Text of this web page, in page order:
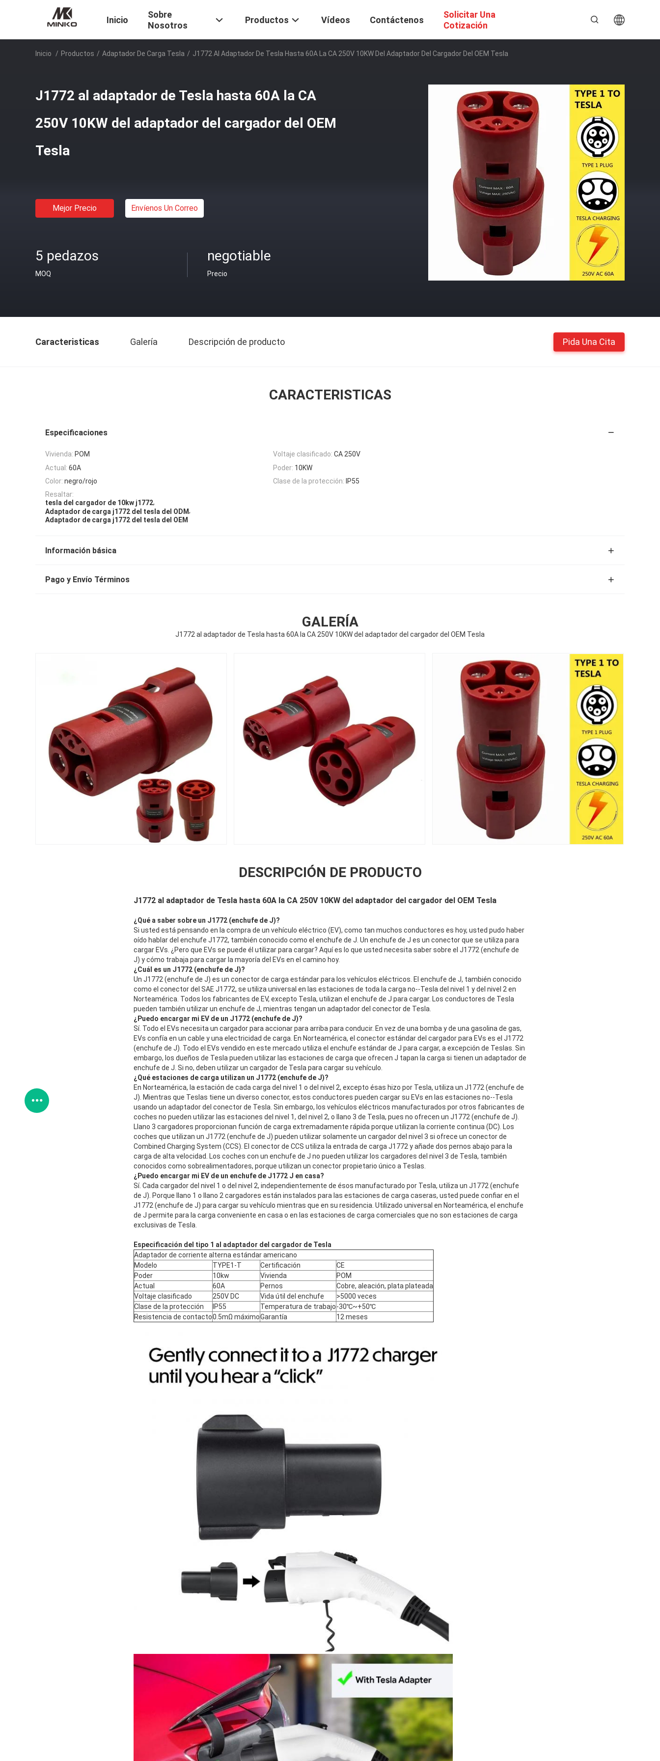
Inicio
Sobre
Nosotros
Productos Vídeos Contáctenos
Solicitar Una
Cotización
Inicio / Productos / Adaptador De Carga Tesla / J1772 Al Adaptador De Tesla Hasta 60A La CA 250V 10KW Del Adaptador Del Cargador Del OEM Tesla
J1772 al adaptador de Tesla hasta 60A la CA
250V 10KW del adaptador del cargador del OEM
Tesla
Mejor Precio Envíenos Un Correo
5 pedazos
MOQ
negotiable
Precio
Caracteristicas Galería Descripción de producto Pida Una Cita
CARACTERISTICAS
Especificaciones
Vivienda: POM Voltaje clasificado: CA 250V
Actual: 60A Poder: 10KW
Color: negro/rojo Clase de la protección: IP55
Resaltar:
tesla del cargador de 10kw j1772,
Adaptador de carga j1772 del tesla del ODM,
Adaptador de carga j1772 del tesla del OEM
Información básica
Pago y Envío Términos
GALERÍA
J1772 al adaptador de Tesla hasta 60A la CA 250V 10KW del adaptador del cargador del OEM Tesla
DESCRIPCIÓN DE PRODUCTO
J1772 al adaptador de Tesla hasta 60A la CA 250V 10KW del adaptador del cargador del OEM Tesla
¿Qué a saber sobre un J1772 (enchufe de J)?
Si usted está pensando en la compra de un vehículo eléctrico (EV), como tan muchos conductores es hoy, usted pudo haber
oído hablar del enchufe J1772, también conocido como el enchufe de J. Un enchufe de J es un conector que se utiliza para
cargar EVs. ¿Pero que EVs se puede él utilizar para cargar? Aquí es lo que usted necesita saber sobre el J1772 (enchufe de
J) y cómo trabaja para cargar la mayoría del EVs en el camino hoy.
¿Cuál es un J1772 (enchufe de J)?
Un J1772 (enchufe de J) es un conector de carga estándar para los vehículos eléctricos. El enchufe de J, también conocido
como el conector del SAE J1772, se utiliza universal en las estaciones de toda la carga no--Tesla del nivel 1 y del nivel 2 en
Norteamérica. Todos los fabricantes de EV, excepto Tesla, utilizan el enchufe de J para cargar. Los conductores de Tesla
pueden también utilizar un enchufe de J, mientras tengan un adaptador del conector de Tesla.
¿Puedo encargar mi EV de un J1772 (enchufe de J)?
Sí. Todo el EVs necesita un cargador para accionar para arriba para conducir. En vez de una bomba y de una gasolina de gas,
EVs confía en un cable y una electricidad de carga. En Norteamérica, el conector estándar del cargador para EVs es el J1772
(enchufe de J). Todo el EVs vendido en este mercado utiliza el enchufe estándar de J para cargar, a excepción de Teslas. Sin
embargo, los dueños de Tesla pueden utilizar las estaciones de carga que ofrecen J tapan la carga si tienen un adaptador de
enchufe de J. Si no, deben utilizar un cargador de Tesla para cargar su vehículo.
¿Qué estaciones de carga utilizan un J1772 (enchufe de J)?
En Norteamérica, la estación de cada carga del nivel 1 o del nivel 2, excepto ésas hizo por Tesla, utiliza un J1772 (enchufe de
J). Mientras que Teslas tiene un diverso conector, estos conductores pueden cargar su EVs en las estaciones no--Tesla
usando un adaptador del conector de Tesla. Sin embargo, los vehículos eléctricos manufacturados por otros fabricantes de
coches no pueden utilizar las estaciones del nivel 1, del nivel 2, o llano 3 de Tesla, pues no ofrecen un J1772 (enchufe de J).
Llano 3 cargadores proporcionan función de carga extremadamente rápida porque utilizan la corriente continua (DC). Los
coches que utilizan un J1772 (enchufe de J) pueden utilizar solamente un cargador del nivel 3 si ofrece un conector de
Combined Charging System (CCS). El conector de CCS utiliza la entrada de carga J1772 y añade dos pernos abajo para la
carga de alta velocidad. Los coches con un enchufe de J no pueden utilizar los cargadores del nivel 3 de Tesla, también
conocidos como sobrealimentadores, porque utilizan un conector propietario único a Teslas.
¿Puedo encargar mi EV de un enchufe de J1772 J en casa?
Sí. Cada cargador del nivel 1 o del nivel 2, independientemente de ésos manufacturado por Tesla, utiliza un J1772 (enchufe
de J). Porque llano 1 o llano 2 cargadores están instalados para las estaciones de carga caseras, usted puede confiar en el
J1772 (enchufe de J) para cargar su vehículo mientras que en su residencia. Utilizado universal en Norteamérica, el enchufe
de J permite para la carga conveniente en casa o en las estaciones de carga comerciales que no son estaciones de carga
exclusivas de Tesla.
Especificación del tipo 1 al adaptador del cargador de Tesla
Adaptador de corriente alterna estándar americano
Modelo
TYPE1-T Certificación
CE
Poder
10kw Vivienda
POM
Actual
60A Pernos
Cobre, aleación, plata plateada
Voltaje clasificado
250V DC Vida útil del enchufe
>5000 veces
Clase de la protección
IP55 Temperatura de trabajo-30℃~+50℃
Resistencia de contacto0.5mΩ máximoGarantía 12 meses